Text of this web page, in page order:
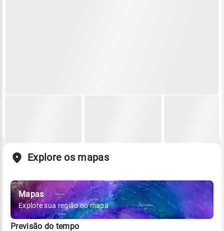
Explore os mapas
Mapas
Explore sua região no mapa
Previsão do tempo